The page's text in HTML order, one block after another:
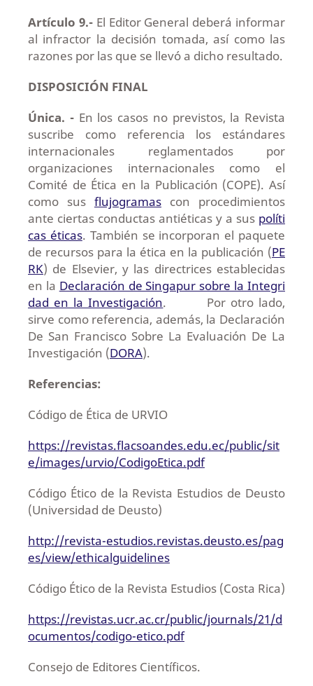
Artículo 9.-El Editor General deberá informar
al infractor la decisión tomada, así como las
razones por las que se llevó a dicho resultado.
DISPOSICIÓN FINAL
Única. - En los casos no previstos, la Revista
suscribe como referencia los estándares
internacionales reglamentados por
organizaciones internacionales como el
Comité de Ética en la Publicación (COPE). Así
como sus flujogramas con procedimientos
ante ciertas conductas antiéticas y a sus políti
cas éticas. También se incorporan el paquete
de recursos para la ética en la publicación (PE
RK) de Elsevier, y las directrices establecidas
en la Declaración de Singapur sobre la Integri
dad en la Investigación. Por otro lado,
sirve como referencia, además, la Declaración
De San Francisco Sobre La Evaluación De La
Investigación (DORA).
Referencias:
Código de Ética de URVIO
https://revistas.flacsoandes.edu.ec/public/sit
e/images/urvio/CodigoEtica.pdf
Código Ético de la Revista Estudios de Deusto
(Universidad de Deusto)
http://revista-estudios.revistas.deusto.es/pag
es/view/ethicalguidelines
Código Ético de la Revista Estudios (Costa Rica)
https://revistas.ucr.ac.cr/public/journals/21/d
ocumentos/codigo-etico.pdf
Consejo de Editores Científicos.